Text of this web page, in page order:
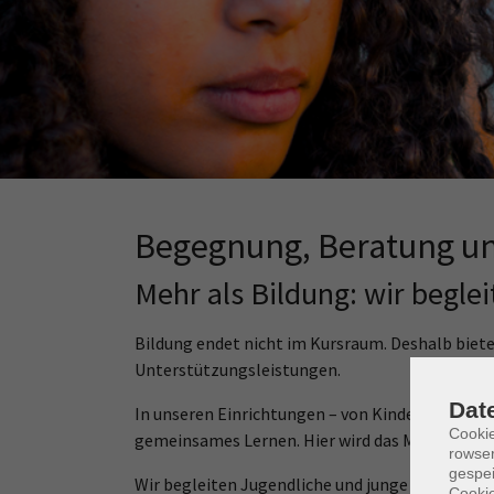
Nächster Schritt?
Zu schade für den Sperrmüll
Begegnung, Beratung
Mehr als Bildung: wir
Bildung endet nicht im Kursraum. Deshalb
Unterstützungsleistungen.
In unseren Einrichtungen – von
gemeinsames Lernen. Hier wird das
Wir begleiten Jugendliche und junge